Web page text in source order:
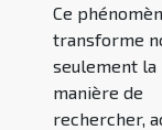
Ce
transforme
seulement la
manière de
rechercher,